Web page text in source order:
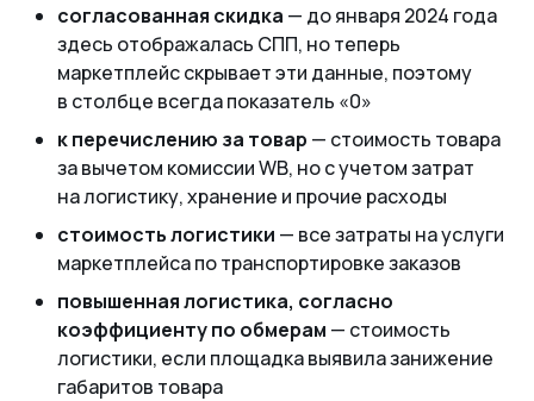
согласованная скидка — до января 2024 года
здесь отображалась СПП, но теперь
маркетплейс скрывает эти данные, поэтому
в столбце всегда показатель «‎0»
к перечислению за товар — стоимость товара
за вычетом комиссии WB, но с учетом затрат
на логистику, хранение и прочие расходы
стоимость логистики — все затраты на услуги
маркетплейса по транспортировке заказов
повышенная логистика, согласно
коэффициенту по обмерам — стоимость
логистики, если площадка выявила занижение
габаритов товара